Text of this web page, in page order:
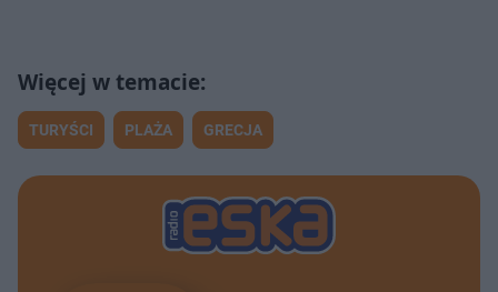
TURYŚCI PLAŻA GRECJA